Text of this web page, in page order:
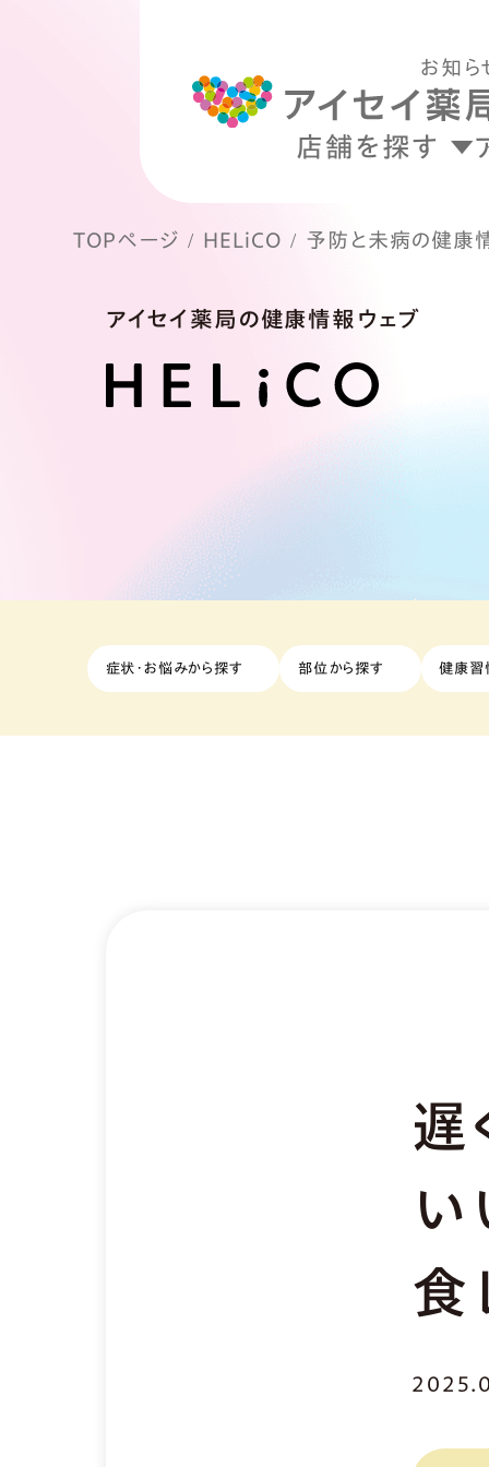
お知ら
店舗を探す
TOPページ HELiCO 予防と未病の健康
アイセイ薬局の健康情報ウェブ
症状・お悩みから探す 部位から探す 健康習
遅
い
食